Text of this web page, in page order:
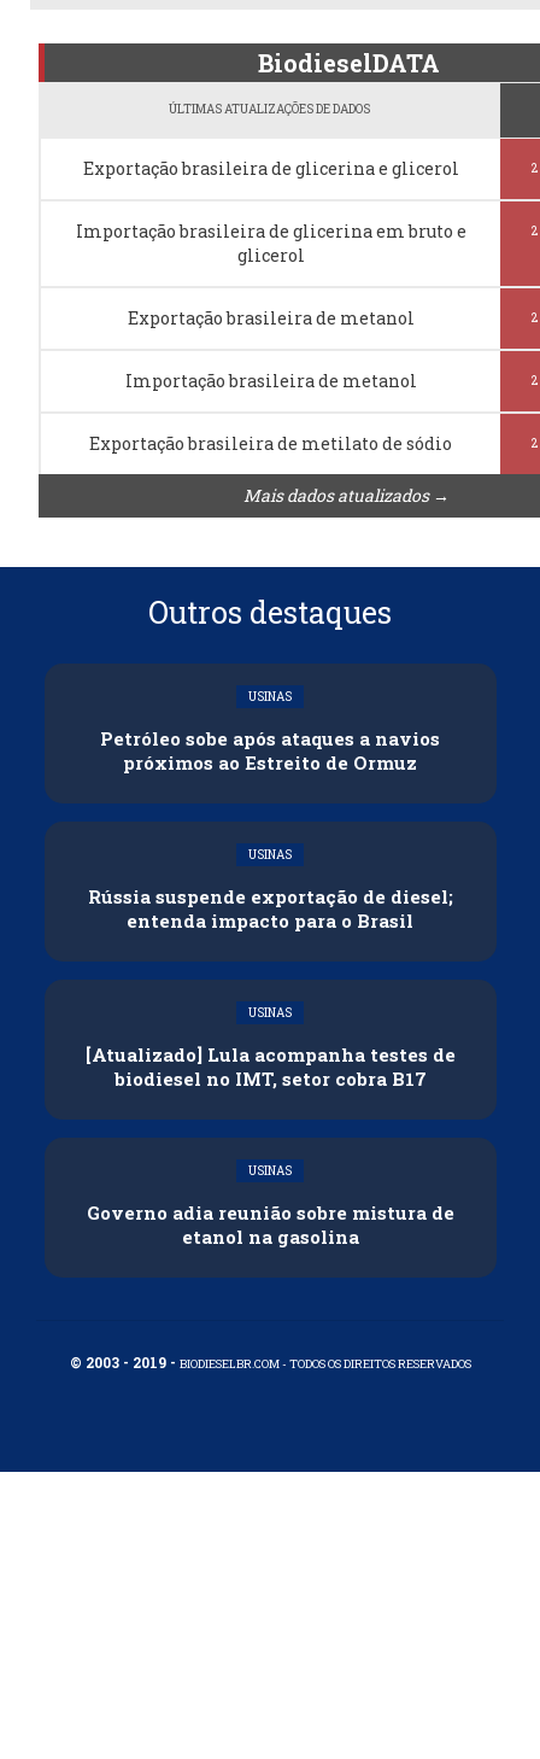
BiodieselDATA
ÚLTIMAS ATUALIZAÇÕES DE DADOS
Exportação brasileira de glicerina e glicerol 2
Importação brasileira de glicerina em bruto e
glicerol
2
Exportação brasileira de metanol 2
Importação brasileira de metanol 2
Exportação brasileira de metilato de sódio 2
Mais dados atualizados →
Outros destaques
USINAS
Petróleo sobe após ataques a navios
próximos ao Estreito de Ormuz
USINAS
Rússia suspende exportação de diesel;
entenda impacto para o Brasil
USINAS
[Atualizado] Lula acompanha testes de
biodiesel no IMT, setor cobra B17
USINAS
Governo adia reunião sobre mistura de
etanol na gasolina
© 2003 - 2019 - BIODIESELBR.COM - TODOS OS DIREITOS RESERVADOS